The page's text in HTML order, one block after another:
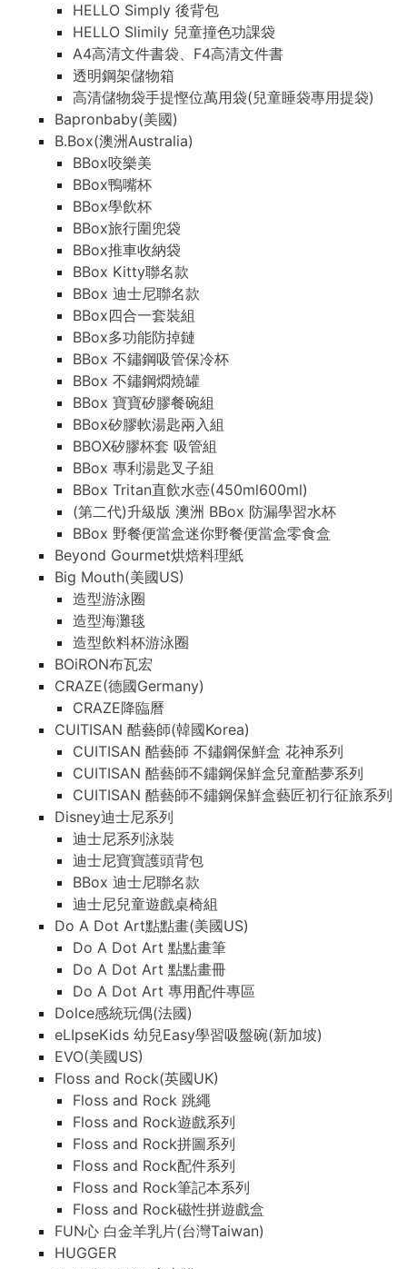
HELLO Simply 後背包
HELLO Slimily 兒童撞色功課袋
A4高清文件書袋、F4高清文件書
透明鋼架儲物箱
高清儲物袋手提慳位萬用袋(兒童睡袋專用提袋)
Bapronbaby(美國)
B.Box(澳洲Australia)
BBox咬樂美
BBox鴨嘴杯
BBox學飲杯
BBox旅行圍兜袋
BBox推車收納袋
BBox Kitty聯名款
BBox 迪士尼聯名款
BBox四合一套裝組
BBox多功能防掉鏈
BBox 不鏽鋼吸管保冷杯
BBox 不鏽鋼燜燒罐
BBox 寶寶矽膠餐碗組
BBox矽膠軟湯匙兩入組
BBOX矽膠杯套 吸管組
BBox 專利湯匙叉子組
BBox Tritan直飲水壺(450ml600ml)
(第二代)升級版 澳洲 BBox 防漏學習水杯
BBox 野餐便當盒迷你野餐便當盒零食盒
Beyond Gourmet烘焙料理紙
Big Mouth(美國US)
造型游泳圈
造型海灘毯
造型飲料杯游泳圈
BOiRON布瓦宏
CRAZE(德國Germany)
CRAZE降臨曆
CUITISAN 酷藝師(韓國Korea)
CUITISAN 酷藝師 不鏽鋼保鮮盒 花神系列
CUITISAN 酷藝師不鏽鋼保鮮盒兒童酷夢系列
CUITISAN 酷藝師不鏽鋼保鮮盒藝匠初行征旅系列
Disney迪士尼系列
迪士尼系列泳裝
迪士尼寶寶護頭背包
BBox 迪士尼聯名款
迪士尼兒童遊戲桌椅組
Do A Dot Art點點畫(美國US)
Do A Dot Art 點點畫筆
Do A Dot Art 點點畫冊
Do A Dot Art 專用配件專區
Dolce感統玩偶(法國)
eLIpseKids 幼兒Easy學習吸盤碗(新加坡)
EVO(美國US)
Floss and Rock(英國UK)
Floss and Rock 跳繩
Floss and Rock遊戲系列
Floss and Rock拼圖系列
Floss and Rock配件系列
Floss and Rock筆記本系列
Floss and Rock磁性拼遊戲盒
FUN心 白金羊乳片(台灣Taiwan)
HUGGER